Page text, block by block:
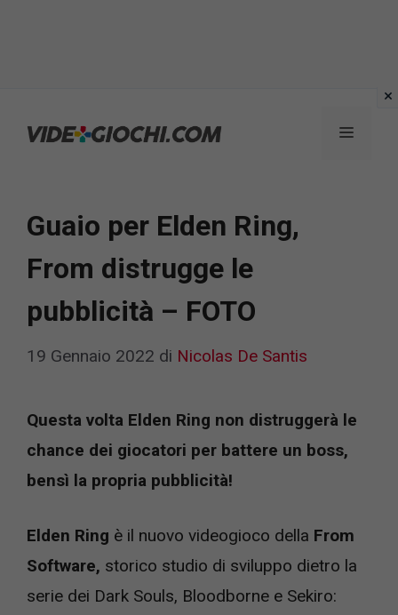
Menu
Guaio per Elden Ring,
From distrugge le
pubblicità – FOTO
19 Gennaio 2022 di Nicolas De Santis
Questa volta Elden Ring non distruggerà le
chance dei giocatori per battere un boss,
bensì la propria pubblicità!
Elden Ring è il nuovo videogioco della From
Software, storico studio di sviluppo dietro la
serie dei Dark Souls, Bloodborne e Sekiro: